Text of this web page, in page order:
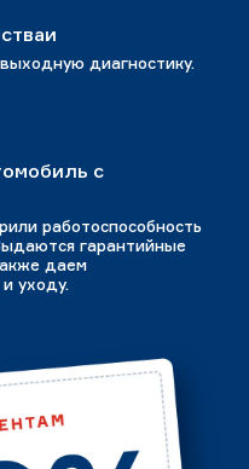
диагностику.
с
работоспособность
гарантийные
даем
уходу.